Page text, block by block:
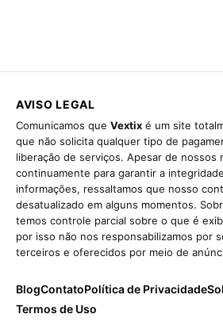
AVISO LEGAL
Comunicamos que Vextix é um site
que não solicita qualquer tipo de
liberação de serviços. Apesar de nossos
continuamente para garantir a
informações, ressaltamos que nosso
desatualizado em alguns momentos.
temos controle parcial sobre o que é
por isso não nos responsabilizamos por
terceiros e oferecidos por meio de
BlogContatoPolítica de Privacidade
Termos de Uso